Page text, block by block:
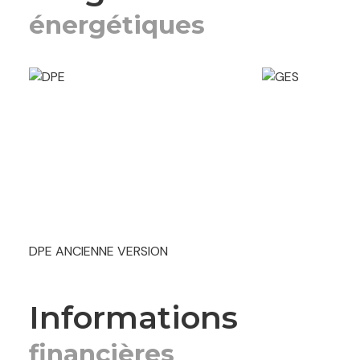
énergétiques
DPE ANCIENNE VERSION
informations
financières